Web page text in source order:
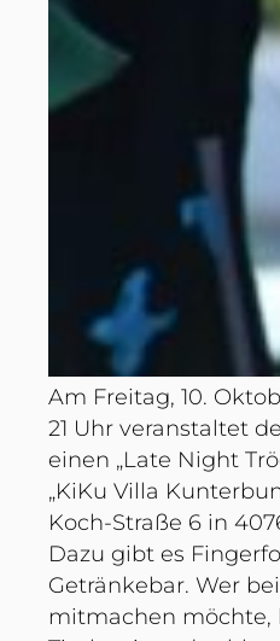
Am Freitag, 10.
21 Uhr veranstaltet
einen „Late Night
„KiKu Villa
Koch-Straße 6 in
Dazu gibt es
Getränkebar. Wer
mitmachen möchte,